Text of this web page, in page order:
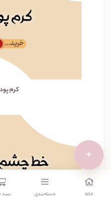
کرم
+
خانه دسته‌بندی‌ سبد